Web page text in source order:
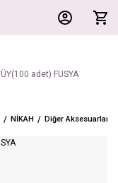
NİKAH Diğer Aksesuarlar